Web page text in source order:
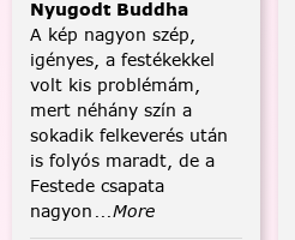
Nyugodt Buddha
A kép nagyon szép,
igényes, a festékekkel
volt kis problémám,
mert néhány szín a
sokadik felkeverés után
is folyós maradt, de a
Festede csapata
nagyon ...More